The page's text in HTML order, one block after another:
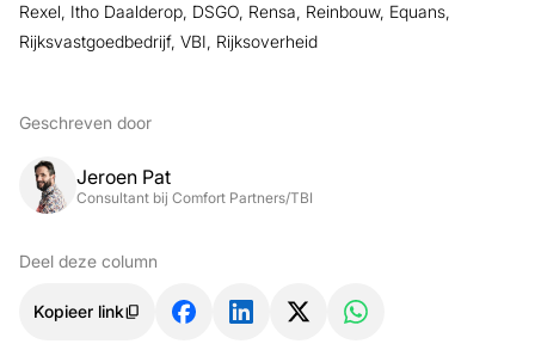
Rexel, Itho Daalderop, DSGO, Rensa, Reinbouw, Equans,
Rijksvastgoedbedrijf, VBI, Rijksoverheid
Geschreven door
Jeroen Pat
Consultant bij Comfort Partners/TBI
Deel deze column
Kopieer link